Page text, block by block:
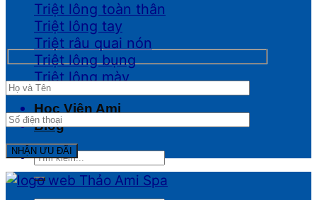
Triệt lông toàn thân
Triệt lông tay
Triệt râu quai nón
Triệt lông bụng
Triệt lông mày
Học Viện Ami
Blog